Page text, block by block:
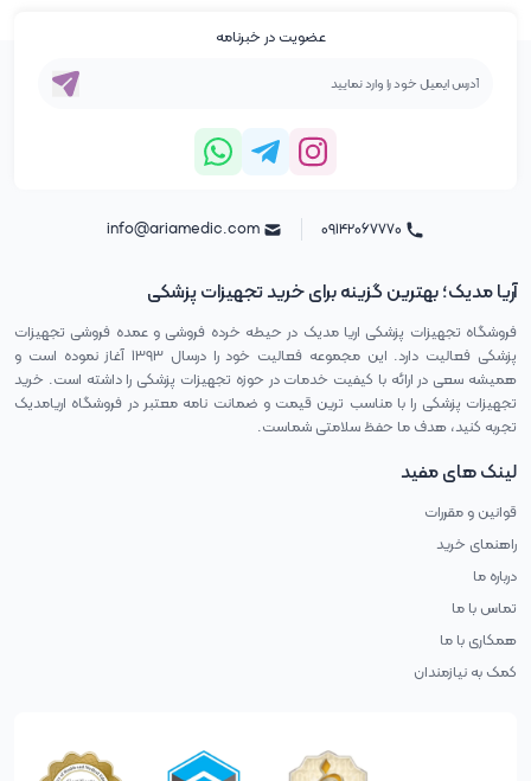
عضویت در خبرنامه
آریا مدیک؛ بهترین گزینه برای خرید تجهیزات پزشکی
فروشگاه تجهیزات پزشکی اریا مدیک در حیطه خرده فروشی و عمده فروشی تجهیزات
پزشکی فعالیت دارد. این مجموعه فعالیت خود را درسال ۱۳۹۳ آغاز نموده است و
همیشه سعی در ارائه با کیفیت خدمات در حوزه تجهیزات پزشکی را داشته است. خرید
تجهیزات پزشکی را با مناسب ترین قیمت و ضمانت نامه معتبر در فروشگاه اریامدیک
تجربه کنید، هدف ما حفظ سلامتی شماست.
لینک های مفید
قوانین و مقررات
راهنمای خرید
درباره ما
تماس با ما
همکاری با ما
کمک به نیازمندان